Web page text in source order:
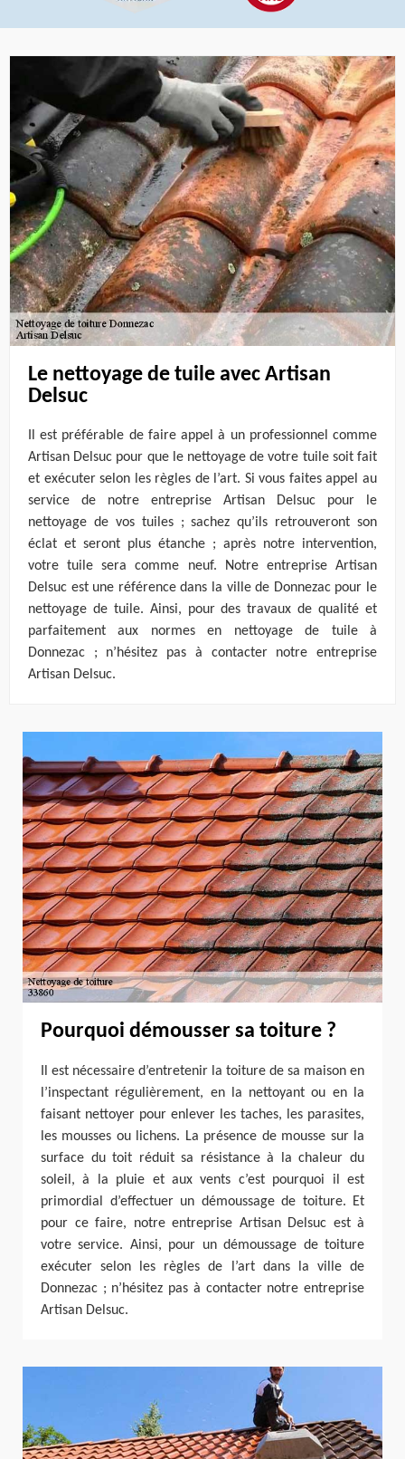
Le nettoyage de tuile avec Artisan
Delsuc
Il est préférable de faire appel à un professionnel comme
Artisan Delsuc pour que le nettoyage de votre tuile soit fait
et exécuter selon les règles de l’art. Si vous faites appel au
service de notre entreprise Artisan Delsuc pour le
nettoyage de vos tuiles ; sachez qu’ils retrouveront son
éclat et seront plus étanche ; après notre intervention,
votre tuile sera comme neuf. Notre entreprise Artisan
Delsuc est une référence dans la ville de Donnezac pour le
nettoyage de tuile. Ainsi, pour des travaux de qualité et
parfaitement aux normes en nettoyage de tuile à
Donnezac ; n’hésitez pas à contacter notre entreprise
Artisan Delsuc.
Pourquoi démousser sa toiture ?
Il est nécessaire d’entretenir la toiture de sa maison en
l’inspectant régulièrement, en la nettoyant ou en la
faisant nettoyer pour enlever les taches, les parasites,
les mousses ou lichens. La présence de mousse sur la
surface du toit réduit sa résistance à la chaleur du
soleil, à la pluie et aux vents c’est pourquoi il est
primordial d’effectuer un démoussage de toiture. Et
pour ce faire, notre entreprise Artisan Delsuc est à
votre service. Ainsi, pour un démoussage de toiture
exécuter selon les règles de l’art dans la ville de
Donnezac ; n’hésitez pas à contacter notre entreprise
Artisan Delsuc.